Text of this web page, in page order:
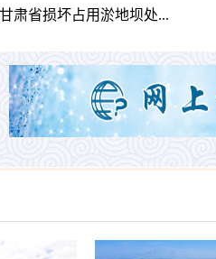
肃省损坏占用淤地坝处...